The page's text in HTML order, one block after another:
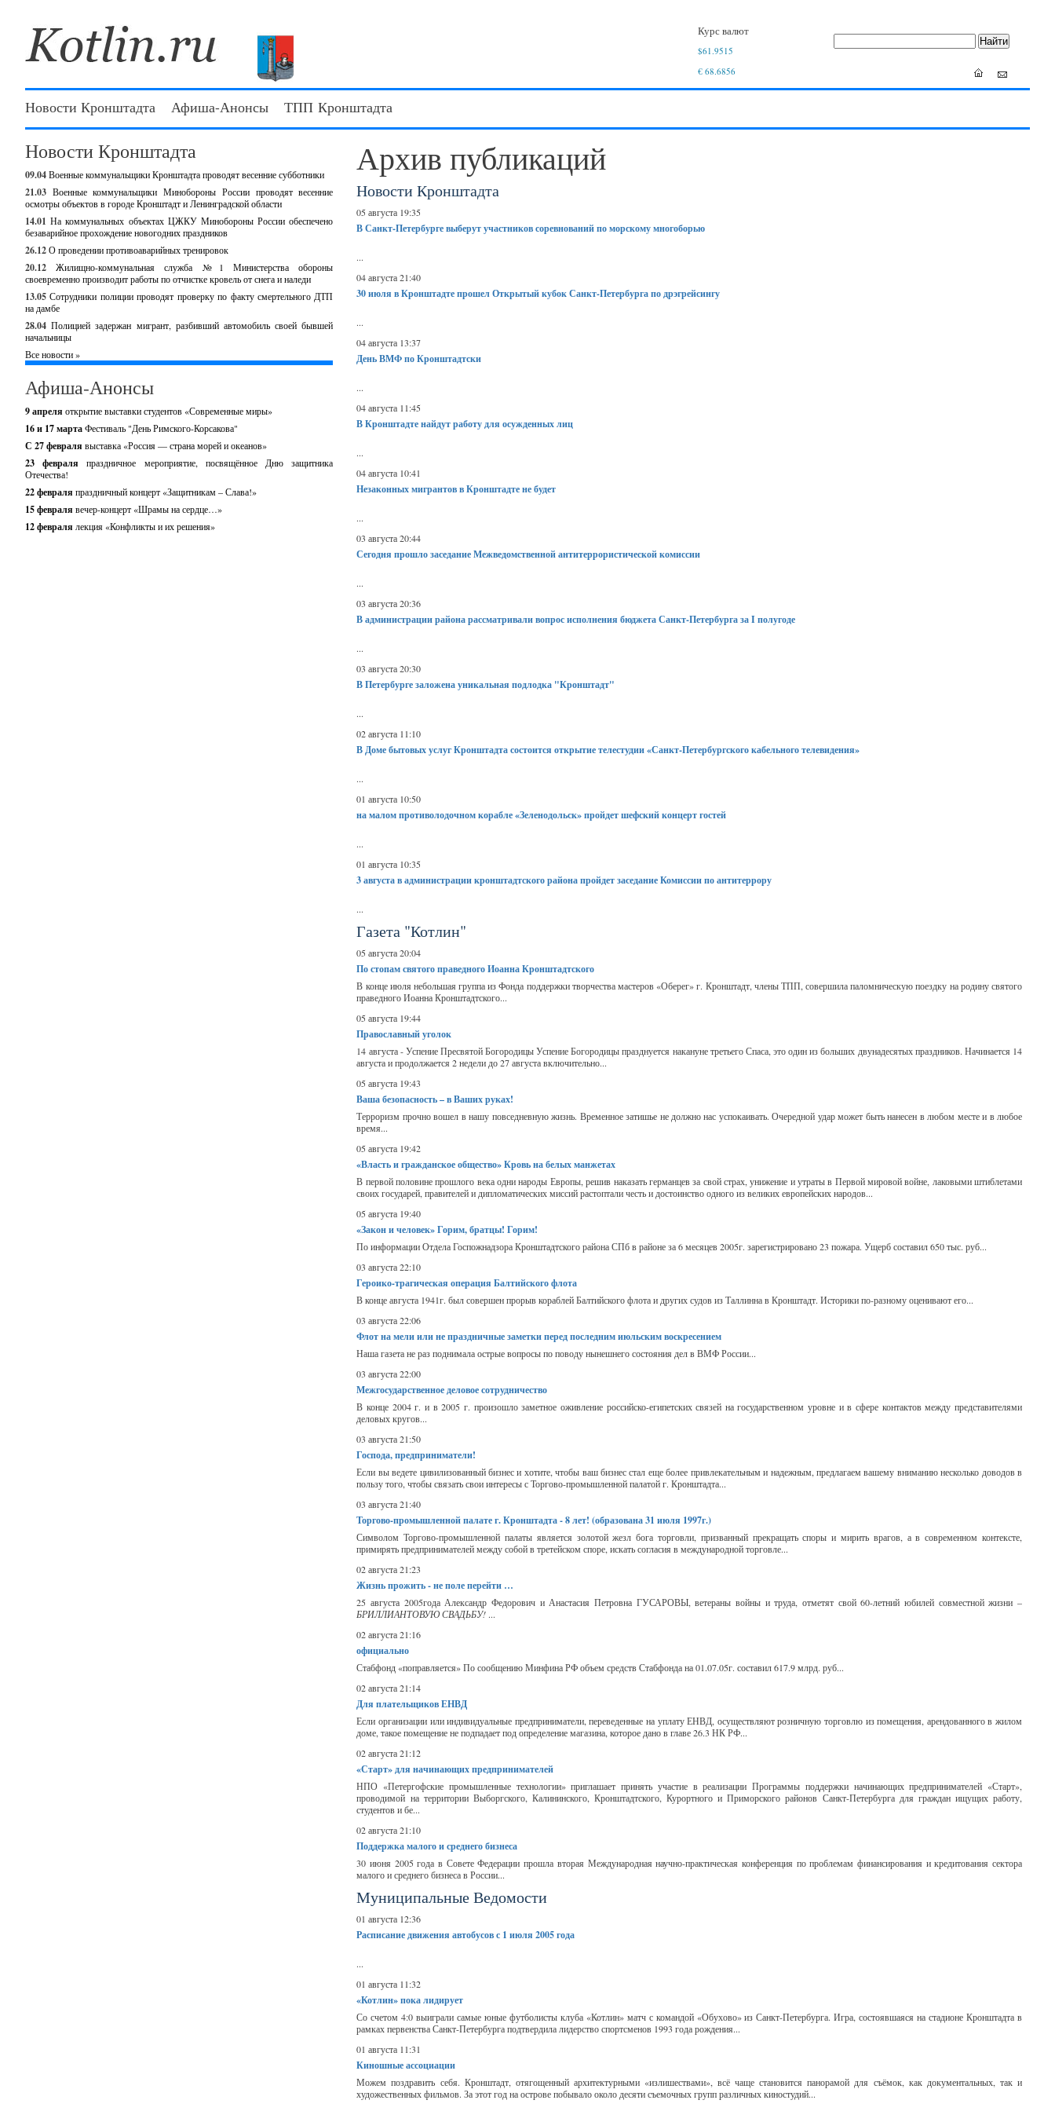
Курс валют
$61.9515
€ 68.6856
Новости Кронштадта Афиша-Анонсы ТПП Кронштадта
Новости Кронштадта
09.04Военные коммунальщики Кронштадта проводят весенние субботники
21.03 Военные коммунальщики Минобороны России проводят весенние
осмотры объектов в городе Кронштадт и Ленинградской области
14.01 На коммунальных объектах ЦЖКУ Минобороны России обеспечено
безаварийное прохождение новогодних праздников
26.12О проведении противоаварийных тренировок
20.12
Жилищно-коммунальная служба №1 Министерства обороны
своевременно производит работы по отчистке кровель от снега и наледи
13.05 Сотрудники полиции проводят проверку по факту смертельного ДТП
на дамбе
28.04 Полицией задержан мигрант, разбивший автомобиль своей бывшей
начальницы
Все новости »
Афиша-Анонсы
9 апреля открытие выставки студентов «Современные миры»
16 и 17 мартаФестиваль "День Римского-Корсакова"
С 27 февраля выставка «Россия — страна морей и океанов»
23 февраляпраздничное мероприятие, посвящённое Дню защитника
Отечества!
22 февраля праздничный концерт «Защитникам – Слава!»
15 февраля вечер-концерт «Шрамы на сердце…»
12 февраля лекция «Конфликты и их решения»
Архив публикаций
Новости Кронштадта
05 августа 19:35
В Санкт-Петербурге выберут участников соревнований по морскому многоборью
...
04 августа 21:40
30 июля в Кронштадте прошел Открытый кубок Санкт-Петербурга по дрэгрейсингу
...
04 августа 13:37
День ВМФ по Кронштадтски
...
04 августа 11:45
В Кронштадте найдут работу для осужденных лиц
...
04 августа 10:41
Незаконных мигрантов в Кронштадте не будет
...
03 августа 20:44
Сегодня прошло заседание Межведомственной антитеррористической комиссии
...
03 августа 20:36
В администрации района рассматривали вопрос исполнения бюджета Санкт-Петербурга за I полугоде
...
03 августа 20:30
В Петербурге заложена уникальная подлодка "Кронштадт"
...
02 августа 11:10
В Доме бытовых услуг Кронштадта состоится открытие телестудии «Санкт-Петербургского кабельного телевидения»
...
01 августа 10:50
на малом противолодочном корабле «Зеленодольск» пройдет шефский концерт гостей
...
01 августа 10:35
3 августа в администрации кронштадтского района пройдет заседание Комиссии по антитеррору
...
Газета "Котлин"
05 августа 20:04
По стопам святого праведного Иоанна Кронштадтского
В конце июля небольшая группа из Фонда поддержки творчества мастеров «Оберег» г. Кронштадт, члены ТПП, совершила паломническую поездку на родину святого
праведного Иоанна Кронштадтского...
05 августа 19:44
Православный уголок
14 августа - Успение Пресвятой Богородицы Успение Богородицы празднуется накануне третьего Спаса, это один из больших двунадесятых праздников. Начинается 14
августа и продолжается 2 недели до 27 августа включительно...
05 августа 19:43
Ваша безопасность – в Ваших руках!
Терроризм прочно вошел в нашу повседневную жизнь. Временное затишье не должно нас успокаивать. Очередной удар может быть нанесен в любом месте и в любое
время...
05 августа 19:42
«Власть и гражданское общество» Кровь на белых манжетах
В первой половине прошлого века одни народы Европы, решив наказать германцев за свой страх, унижение и утраты в Первой мировой войне, лаковыми штиблетами
своих государей, правителей и дипломатических миссий растоптали честь и достоинство одного из великих европейских народов...
05 августа 19:40
«Закон и человек» Горим, братцы! Горим!
По информации Отдела Госпожнадзора Кронштадтского района СПб в районе за 6 месяцев 2005г. зарегистрировано 23 пожара. Ущерб составил 650 тыс. руб...
03 августа 22:10
Героико-трагическая операция Балтийского флота
В конце августа 1941г. был совершен прорыв кораблей Балтийского флота и других судов из Таллинна в Кронштадт. Историки по-разному оценивают его...
03 августа 22:06
Флот на мели или не праздничные заметки перед последним июльским воскресением
Наша газета не раз поднимала острые вопросы по поводу нынешнего состояния дел в ВМФ России...
03 августа 22:00
Межгосударственное деловое сотрудничество
В конце 2004 г. и в 2005 г. произошло заметное оживление российско-египетских связей на государственном уровне и в сфере контактов между представителями
деловых кругов...
03 августа 21:50
Господа, предприниматели!
Если вы ведете цивилизованный бизнес и хотите, чтобы ваш бизнес стал еще более привлекательным и надежным, предлагаем вашему вниманию несколько доводов в
пользу того, чтобы связать свои интересы с Торгово-промышленной палатой г. Кронштадта...
03 августа 21:40
Торгово-промышленной палате г. Кронштадта - 8 лет! (образована 31 июля 1997г.)
Символом Торгово-промышленной палаты является золотой жезл бога торговли, призванный прекращать споры и мирить врагов, а в современном контексте,
примирять предпринимателей между собой в третейском споре, искать согласия в международной торговле...
02 августа 21:23
Жизнь прожить - не поле перейти …
25 августа 2005года Александр Федорович и Анастасия Петровна ГУСАРОВЫ, ветераны войны и труда, отметят свой 60-летний юбилей совместной жизни –
БРИЛЛИАНТОВУЮ СВАДЬБУ! ...
02 августа 21:16
официально
Стабфонд «поправляется» По сообщению Минфина РФ объем средств Стабфонда на 01.07.05г. составил 617.9 млрд. руб...
02 августа 21:14
Для плательщиков ЕНВД
Если организации или индивидуальные предприниматели, переведенные на уплату ЕНВД, осуществляют розничную торговлю из помещения, арендованного в жилом
доме, такое помещение не подпадает под определение магазина, которое дано в главе 26.3 НК РФ...
02 августа 21:12
«Старт» для начинающих предпринимателей
НПО «Петергофские промышленные технологии» приглашает принять участие в реализации Программы поддержки начинающих предпринимателей «Старт»,
проводимой на территории Выборгского, Калининского, Кронштадтского, Курортного и Приморского районов Санкт-Петербурга для граждан ищущих работу,
студентов и бе...
02 августа 21:10
Поддержка малого и среднего бизнеса
30 июня 2005 года в Совете Федерации прошла вторая Международная научно-практическая конференция по проблемам финансирования и кредитования сектора
малого и среднего бизнеса в России...
Муниципальные Ведомости
01 августа 12:36
Расписание движения автобусов с 1 июля 2005 года
...
01 августа 11:32
«Котлин» пока лидирует
Со счетом 4:0 выиграли самые юные футболисты клуба «Котлин» матч с командой «Обухово» из Санкт-Петербурга. Игра, состоявшаяся на стадионе Кронштадта в
рамках первенства Санкт-Петербурга подтвердила лидерство спортсменов 1993 года рождения...
01 августа 11:31
Киношные ассоциации
Можем поздравить себя. Кронштадт, отягощенный архитектурными «излишествами», всё чаще становится панорамой для съёмок, как документальных, так и
художественных фильмов. За этот год на острове побывало около десяти съемочных групп различных киностудий...